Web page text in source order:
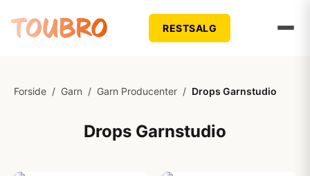
RESTSALG
Forside / Garn / Garn Producenter / Drops Garnstudio
Drops Garnstudio